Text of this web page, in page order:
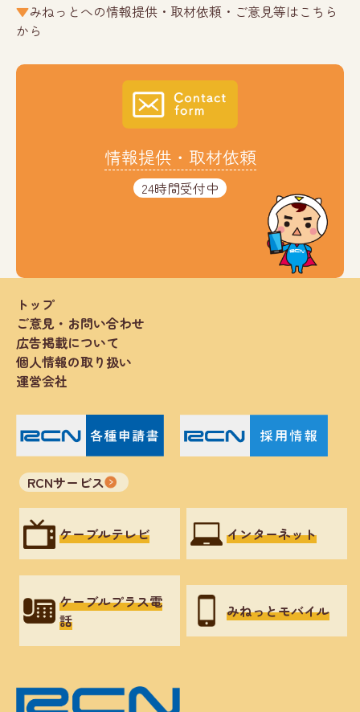
みねっとへの情報提供・取材依頼・ご意見等はこちら
から
情報提供・取材依頼
24時間受付中
トップ
ご意見・お問い合わせ
広告掲載について
個人情報の取り扱い
運営会社
RCNサービス
ケーブルテレビ インターネット
ケーブルプラス電
話
みねっとモバイル